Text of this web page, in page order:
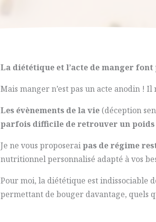
La diététique et l’acte de manger
Mais manger n’est pas un acte anodin !
Les évènements de la vie (déception
parfois difficile de retrouver un
Je ne vous proposerai pas de régime
nutritionnel personnalisé adapté à vos
Pour moi, la diététique est indissociable
permettant de bouger davantage, quels